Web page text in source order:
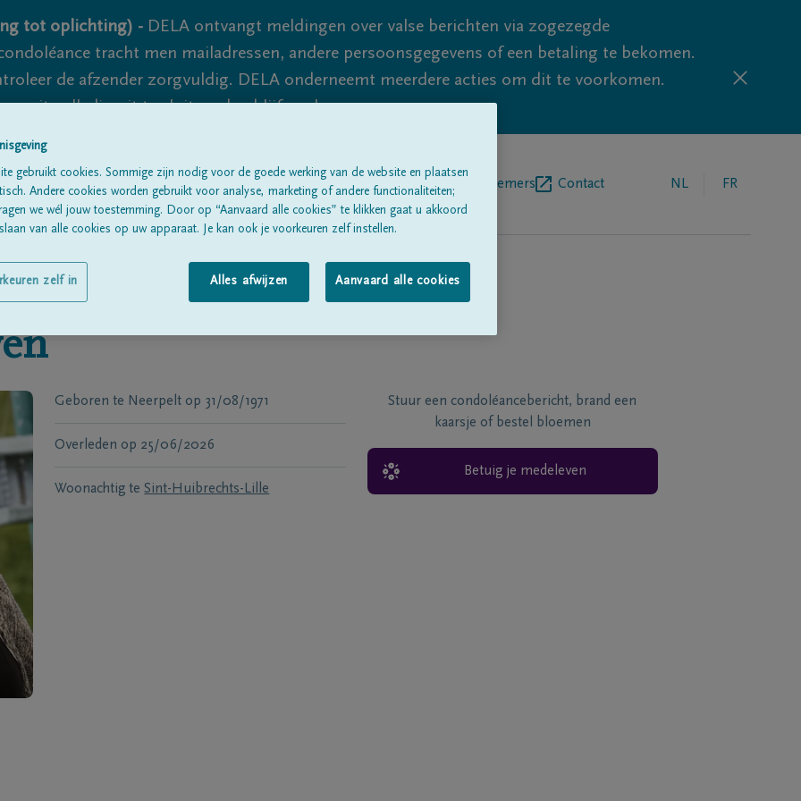
tot oplichting) - DELA ontvangt meldingen over valse berichten via zogezegde
tracht men mailadressen, andere persoonsgegevens of een betaling te bekomen.
de afzender zorgvuldig. DELA onderneemt meerdere acties om dit te voorkomen.
nooit volledig uit te sluiten, dus blijf waakzaam.
Alle rouwberichten Over ons Begrafenisondernemers Contact NL FR
Geboren te Neerpelt op 31/08/1971
Overleden op 25/06/2026
Woonachtig te Sint-Huibrechts-Lille
Stuur een condoléancebericht, brand een
kaarsje of bestel bloemen
Betuig je medeleven
gebruikt cookies. Sommige zijn nodig voor de goede werking van de website en plaatsen
Andere cookies worden gebruikt voor analyse, marketing of andere functionaliteiten;
we wél jouw toestemming. Door op “Aanvaard alle cookies” te klikken gaat u akkoord
van alle cookies op uw apparaat. Je kan ook je voorkeuren zelf instellen.
Alles afwijzen Aanvaard alle cookies
zelf in